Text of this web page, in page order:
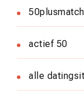
50plusmatch
actief 50
alle